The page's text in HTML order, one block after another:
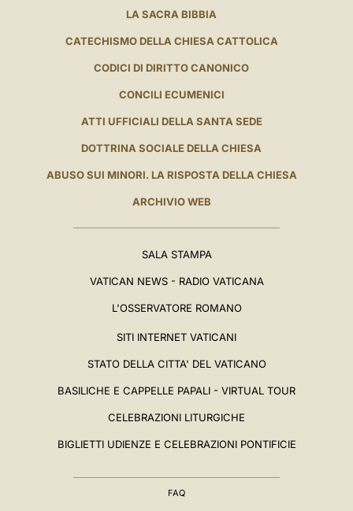
LA SACRA BIBBIA
CATECHISMO DELLA CHIESA CATTOLICA
CODICI DI DIRITTO CANONICO
CONCILI ECUMENICI
ATTI UFFICIALI DELLA SANTA SEDE
DOTTRINA SOCIALE DELLA CHIESA
ABUSO SUI MINORI. LA RISPOSTA DELLA CHIESA
ARCHIVIO WEB
SALA STAMPA
VATICAN NEWS - RADIO VATICANA
L'OSSERVATORE ROMANO
SITI INTERNET VATICANI
STATO DELLA CITTA' DEL VATICANO
BASILICHE E CAPPELLE PAPALI - VIRTUAL TOUR
CELEBRAZIONI LITURGICHE
BIGLIETTI UDIENZE E CELEBRAZIONI PONTIFICIE
FAQ